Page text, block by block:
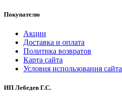
Покупателю
Акции
Доставка и оплата
Политика возвратов
Карта сайта
Условия использования сайта
ИП Лебедев Г.С.